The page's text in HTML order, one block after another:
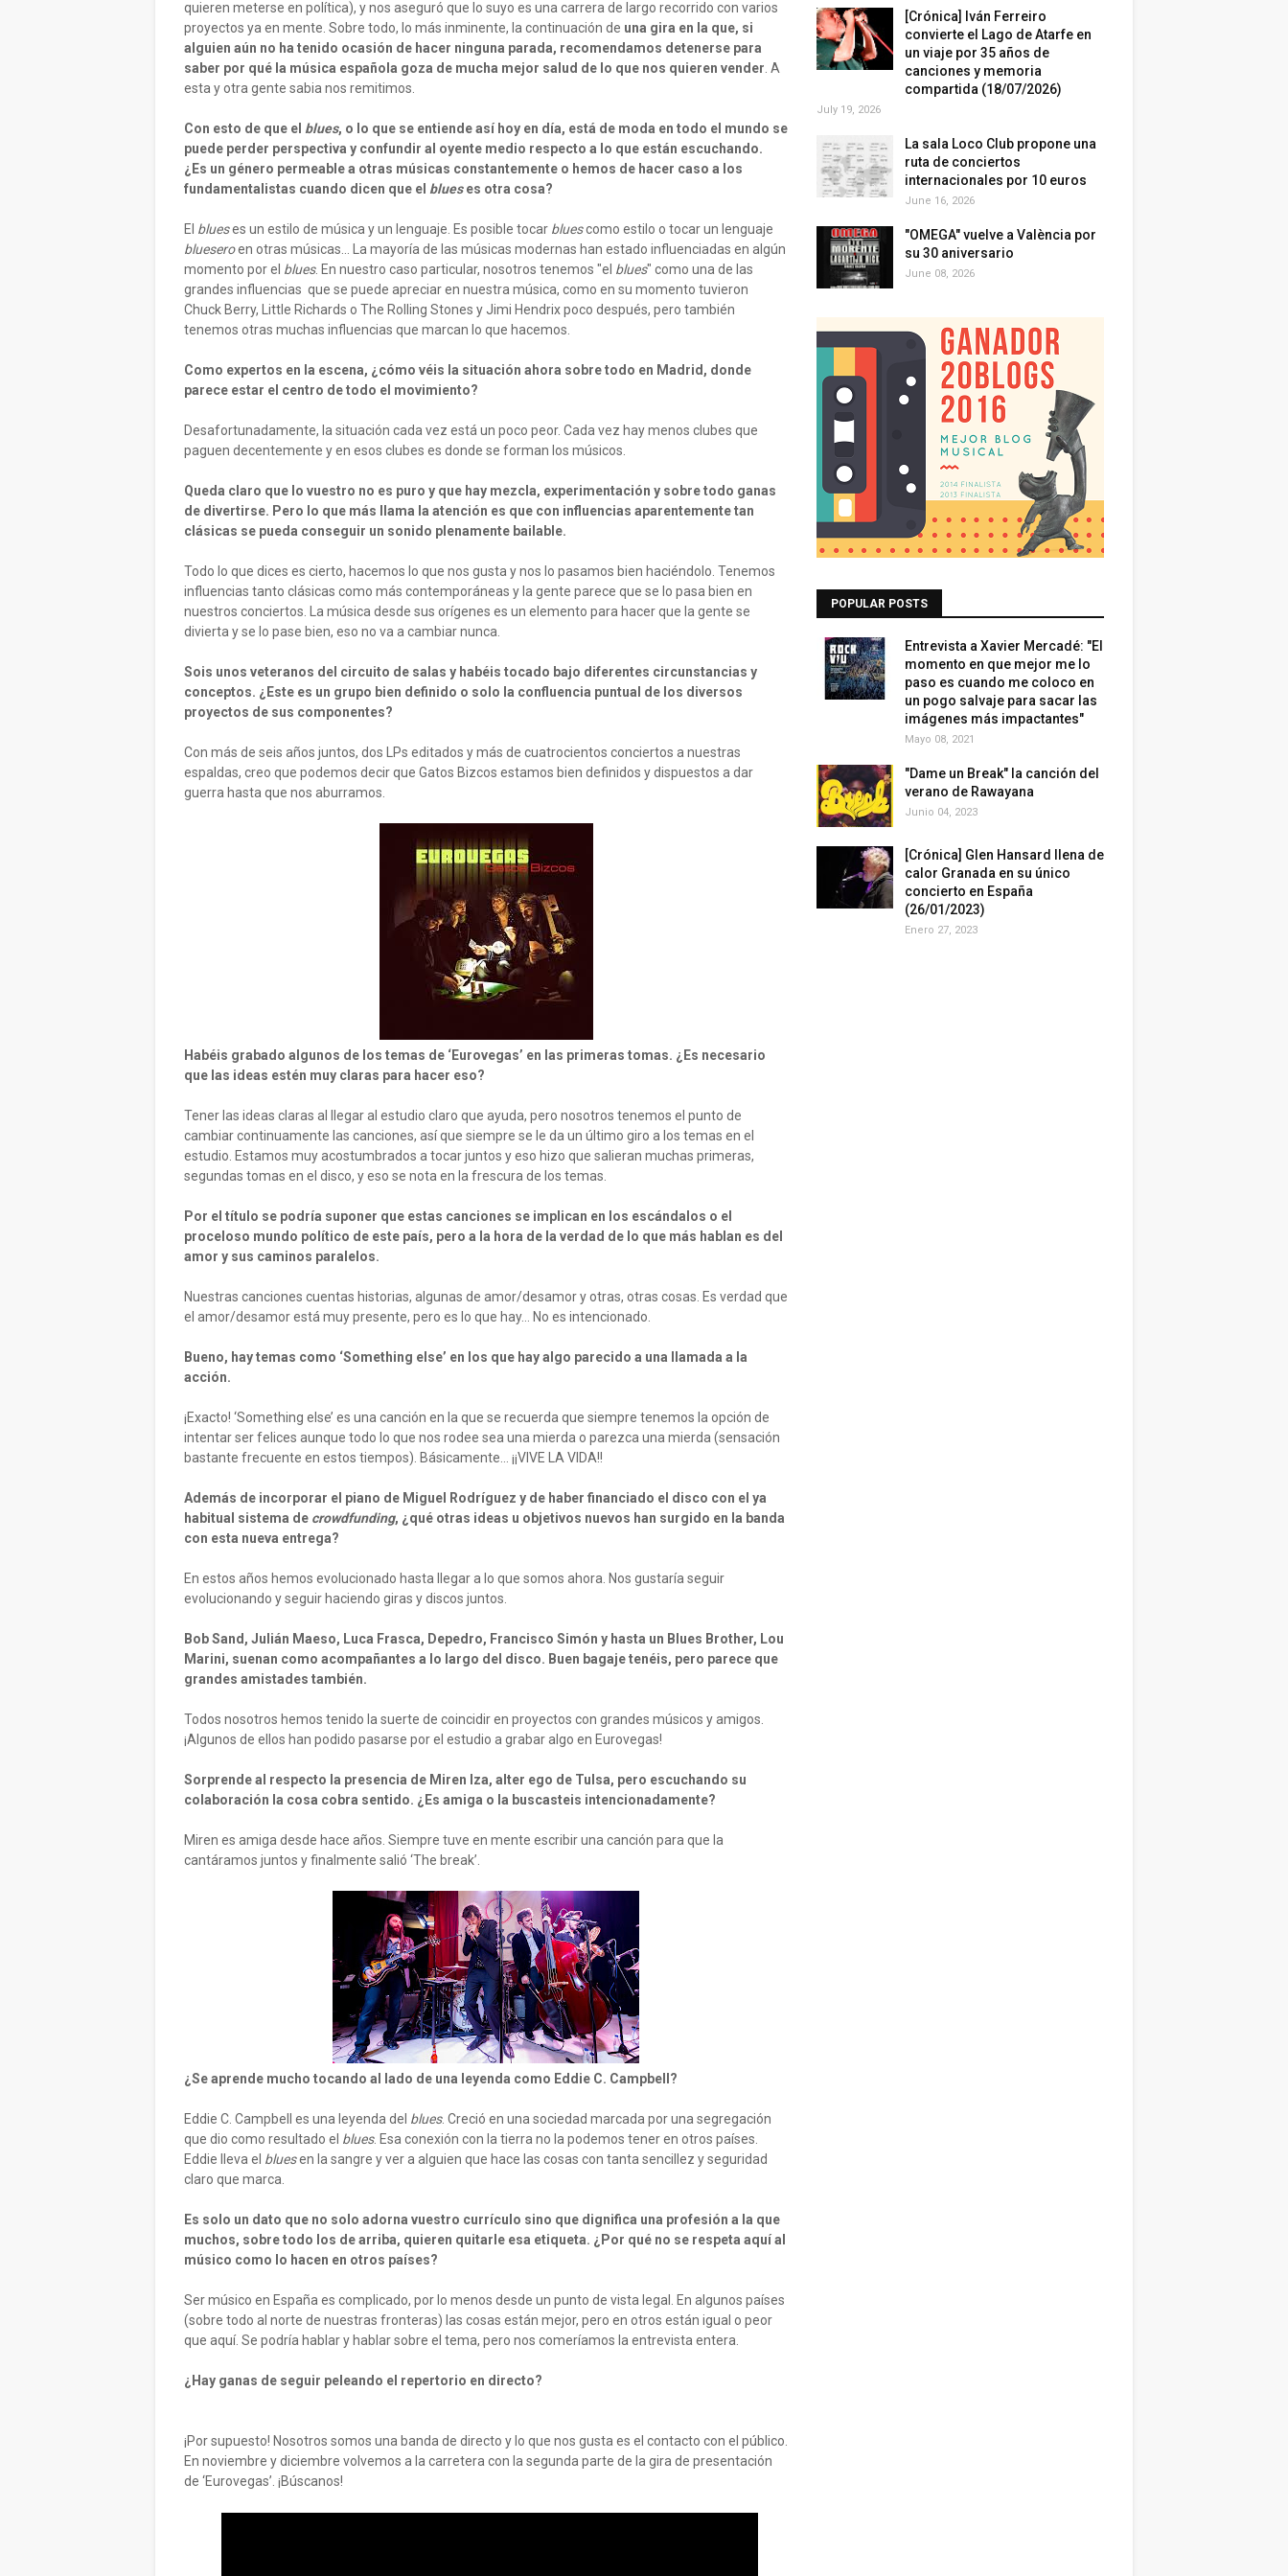
quieren meterse en política), y nos aseguró que lo suyo es una carrera de largo recorrido con varios
proyectos ya en mente. Sobre todo, lo más inminente, la continuación de una gira en la que, si
alguien aún no ha tenido ocasión de hacer ninguna parada, recomendamos detenerse para
saber por qué la música española goza de mucha mejor salud de lo que nos quieren vender . A
esta y otra gente sabia nos remitimos.
Con esto de que el blues, o lo que se entiende así hoy en día, está de moda en todo el mundo se
puede perder perspectiva y confundir al oyente medio respecto a lo que están escuchando.
¿Es un género permeable a otras músicas constantemente o hemos de hacer caso a los
fundamentalistas cuando dicen que el blueses otra cosa?
El blueses un estilo de música y un lenguaje. Es posible tocar bluescomo estilo o tocar un lenguaje
blueseroen otras músicas... La mayoría de las músicas modernas han estado influenciadas en algún
momento por el blues. En nuestro caso particular, nosotros tenemos "el blues" como una de las
grandes influencias que se puede apreciar en nuestra música, como en su momento tuvieron
Chuck Berry, Little Richards o The Rolling Stones y Jimi Hendrix poco después, pero también
tenemos otras muchas influencias que marcan lo que hacemos.
Como expertos en la escena, ¿cómo véis la situación ahora sobre todo en Madrid, donde
parece estar el centro de todo el movimiento?
Desafortunadamente, la situación cada vez está un poco peor. Cada vez hay menos clubes que
paguen decentemente y en esos clubes es donde se forman los músicos.
Queda claro que lo vuestro no es puro y que hay mezcla, experimentación y sobre todo ganas
de divertirse. Pero lo que más llama la atención es que con influencias aparentemente tan
clásicas se pueda conseguir un sonido plenamente bailable.
Todo lo que dices es cierto, hacemos lo que nos gusta y nos lo pasamos bien haciéndolo. Tenemos
influencias tanto clásicas como más contemporáneas y la gente parece que se lo pasa bien en
nuestros conciertos. La música desde sus orígenes es un elemento para hacer que la gente se
divierta y se lo pase bien, eso no va a cambiar nunca.
Sois unos veteranos del circuito de salas y habéis tocado bajo diferentes circunstancias y
conceptos. ¿Este es un grupo bien definido o solo la confluencia puntual de los diversos
proyectos de sus componentes?
Con más de seis años juntos, dos LPs editados y más de cuatrocientos conciertos a nuestras
espaldas, creo que podemos decir que Gatos Bizcos estamos bien definidos y dispuestos a dar
guerra hasta que nos aburramos.
Habéis grabado algunos de los temas de ‘Eurovegas’ en las primeras tomas. ¿Es necesario
que las ideas estén muy claras para hacer eso?
Tener las ideas claras al llegar al estudio claro que ayuda, pero nosotros tenemos el punto de
cambiar continuamente las canciones, así que siempre se le da un último giro a los temas en el
estudio. Estamos muy acostumbrados a tocar juntos y eso hizo que salieran muchas primeras,
segundas tomas en el disco, y eso se nota en la frescura de los temas.
Por el título se podría suponer que estas canciones se implican en los escándalos o el
proceloso mundo político de este país, pero a la hora de la verdad de lo que más hablan es del
amor y sus caminos paralelos.
Nuestras canciones cuentas historias, algunas de amor/desamor y otras, otras cosas. Es verdad que
el amor/desamor está muy presente, pero es lo que hay… No es intencionado.
Bueno, hay temas como ‘Something else’ en los que hay algo parecido a una llamada a la
acción.
¡Exacto! ‘Something else’ es una canción en la que se recuerda que siempre tenemos la opción de
intentar ser felices aunque todo lo que nos rodee sea una mierda o parezca una mierda (sensación
bastante frecuente en estos tiempos). Básicamente… ¡¡VIVE LA VIDA!!
Además de incorporar el piano de Miguel Rodríguez y de haber financiado el disco con el ya
habitual sistema de crowdfunding, ¿qué otras ideas u objetivos nuevos han surgido en la banda
con esta nueva entrega?
En estos años hemos evolucionado hasta llegar a lo que somos ahora. Nos gustaría seguir
evolucionando y seguir haciendo giras y discos juntos.
Bob Sand, Julián Maeso, Luca Frasca, Depedro, Francisco Simón y hasta un Blues Brother, Lou
Marini, suenan como acompañantes a lo largo del disco. Buen bagaje tenéis, pero parece que
grandes amistades también.
Todos nosotros hemos tenido la suerte de coincidir en proyectos con grandes músicos y amigos.
¡Algunos de ellos han podido pasarse por el estudio a grabar algo en Eurovegas!
Sorprende al respecto la presencia de Miren Iza, alter ego de Tulsa, pero escuchando su
colaboración la cosa cobra sentido. ¿Es amiga o la buscasteis intencionadamente?
Miren es amiga desde hace años. Siempre tuve en mente escribir una canción para que la
cantáramos juntos y finalmente salió ‘The break’.
¿Se aprende mucho tocando al lado de una leyenda como Eddie C. Campbell?
Eddie C. Campbell es una leyenda del blues. Creció en una sociedad marcada por una segregación
que dio como resultado el blues. Esa conexión con la tierra no la podemos tener en otros países.
Eddie lleva el bluesen la sangre y ver a alguien que hace las cosas con tanta sencillez y seguridad
claro que marca.
Es solo un dato que no solo adorna vuestro currículo sino que dignifica una profesión a la que
muchos, sobre todo los de arriba, quieren quitarle esa etiqueta. ¿Por qué no se respeta aquí al
músico como lo hacen en otros países?
Ser músico en España es complicado, por lo menos desde un punto de vista legal. En algunos países
(sobre todo al norte de nuestras fronteras) las cosas están mejor, pero en otros están igual o peor
que aquí. Se podría hablar y hablar sobre el tema, pero nos comeríamos la entrevista entera.
¿Hay ganas de seguir peleando el repertorio en directo?
¡Por supuesto! Nosotros somos una banda de directo y lo que nos gusta es el contacto con el público.
En noviembre y diciembre volvemos a la carretera con la segunda parte de la gira de presentación
de ‘Eurovegas’. ¡Búscanos!
[Crónica] Iván Ferreiro
convierte el Lago de Atarfe en
un viaje por 35 años de
canciones y memoria
compartida (18/07/2026)
July 19, 2026
La sala Loco Club propone una
ruta de conciertos
internacionales por 10 euros
June 16, 2026
"OMEGA" vuelve a València por
su 30 aniversario
June 08, 2026
POPULAR POSTS
Entrevista a Xavier Mercadé: "El
momento en que mejor me lo
paso es cuando me coloco en
un pogo salvaje para sacar las
imágenes más impactantes"
Mayo 08, 2021
"Dame un Break" la canción del
verano de Rawayana
Junio 04, 2023
[Crónica] Glen Hansard llena de
calor Granada en su único
concierto en España
(26/01/2023)
Enero 27, 2023